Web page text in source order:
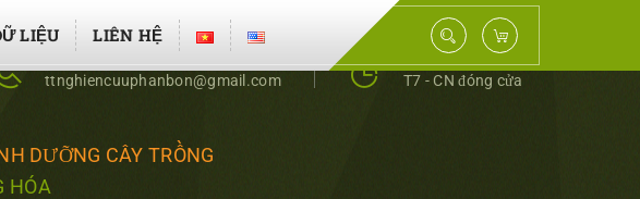
ttnghiencuuphanbon@gmail.com
T2 - T6 8.00 – 17.00
T7 - CN đóng cửa
DƯỠNG CÂY TRỒNG
HÓA
LIỆU LIÊN HỆ